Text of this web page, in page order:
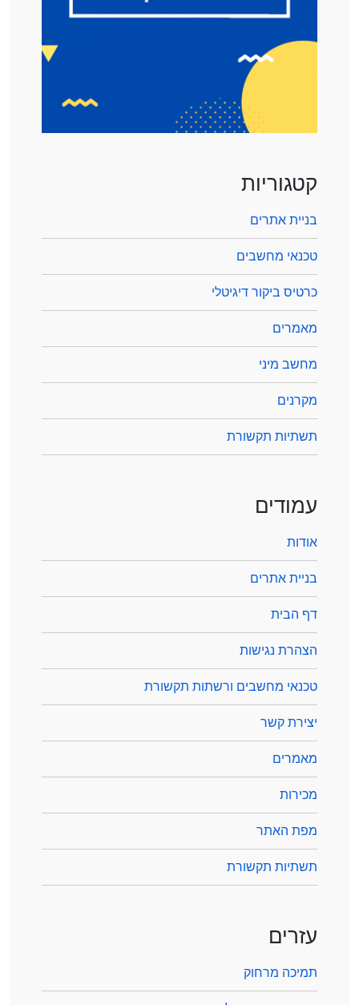
קטגוריות
בניית אתרים
טכנאי מחשבים
כרטיס ביקור דיגיטלי
מאמרים
מחשב מיני
מקרנים
תשתיות תקשורת
עמודים
אודות
בניית אתרים
דף הבית
הצהרת נגישות
טכנאי מחשבים ורשתות תקשורת
יצירת קשר
מאמרים
מכירות
מפת האתר
תשתיות תקשורת
עזרים
תמיכה מרחוק